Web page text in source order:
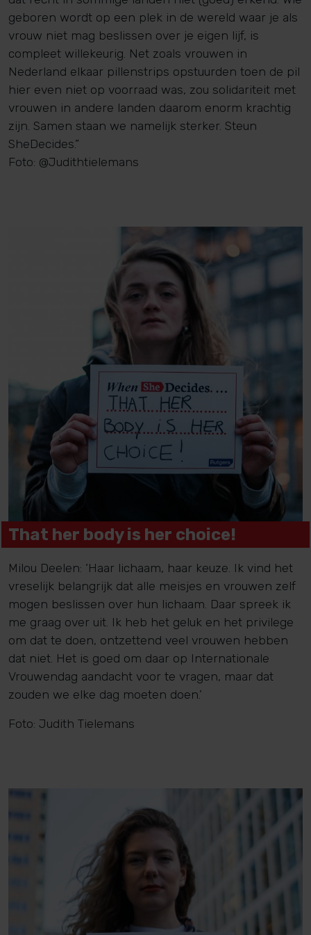
geboren wordt op een plek in de wereld waar je als
vrouw niet mag beslissen over je eigen lijf, is
compleet willekeurig. Net zoals vrouwen in
Nederland elkaar pillenstrips opstuurden toen de pil
hier even niet op voorraad was, zou solidariteit met
vrouwen in andere landen daarom enorm krachtig
zijn. Samen staan we namelijk sterker. Steun
SheDecides.”
Foto: @Judithtielemans
That her body is her choice!
Milou Deelen: ‘Haar lichaam, haar keuze. Ik vind het
vreselijk belangrijk dat alle meisjes en vrouwen zelf
mogen beslissen over hun lichaam. Daar spreek ik
me graag over uit. Ik heb het geluk en het privilege
om dat te doen, ontzettend veel vrouwen hebben
dat niet. Het is goed om daar op Internationale
Vrouwendag aandacht voor te vragen, maar dat
zouden we elke dag moeten doen.’
Foto: Judith Tielemans